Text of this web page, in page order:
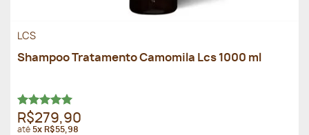
LCS
Shampoo Tratamento Camomila Lcs 1000 ml
Avaliação
5.00de 5
R$279,90
até5x R$55,98